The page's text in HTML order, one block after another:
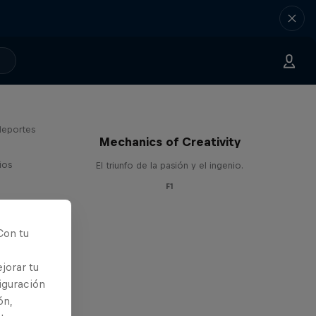
Mechanics of Creativity
El triunfo de la pasión y el ingenio.
F1
tu
tu